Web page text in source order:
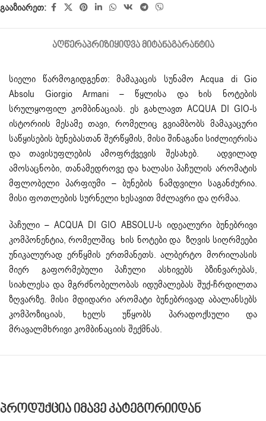
გააზიარეთ:
ᲐᲦᲬᲔᲠᲐᲞᲠᲘᲖᲘᲧᲘᲓᲕᲐ ᲛᲘᲢᲐᲜᲐᲒᲐᲠᲐᲜᲢᲘᲐ
სიელი წარმოგიდგენთ: მამაკაცის სუნამო Acqua di Gio
Absolu Giorgio Armani – წყლისა და ხის ნოტების
სრულყოფილ კომბინაციას. ეს გახლავთ ACQUA DI GIO-ს
ისტორიის მესამე თავი, რომელიც გვიამბობს მამაკაცური
საწყისების ბუნებასთან შერწყმის, მისი შინაგანი სიძლიერისა
და თავისუფლების ამოფრქვევის შესახებ. ადვილად
ამოსაცნობი, თანამედროვე და ხალასი პაჩულის არომატის
მფლობელი პარფიუმი – ბუნების ნამდვილი საგანძურია.
მისი ფოთლების სურნელი ხესავით მძლავრი და ღრმაა.
პაჩული – ACQUA DI GIO ABSOLU-ს იდეალური ბუნებრივი
კომპონენტია, რომელშიც ხის ნოტები და ზღვის სიღრმეები
უნიკალურად ერწყმის ერთმანეთს. ალბერტო მორილასის
მიერ გაფორმებული პაჩული ასხივებს ბზინვარებას,
სიახლესა და მგრძნობელობას იდუმალებას შუქ-ჩრდილთა
ზღვარზე. მისი მდიდარი არომატი ბუნებრივად აბალანსებს
კომპოზიციას, ხელს უწყობს პარადოქსული და
მრავალმხრივი კომბინაციის შექმნას.
Პროდუქცია Იმავე Კატეგორიიდან